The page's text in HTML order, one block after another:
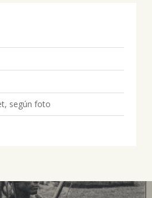
según foto